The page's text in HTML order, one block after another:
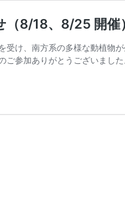
（8/18、8/25 開催
受け、南方系の多様な動植物
ご参加ありがとうございま